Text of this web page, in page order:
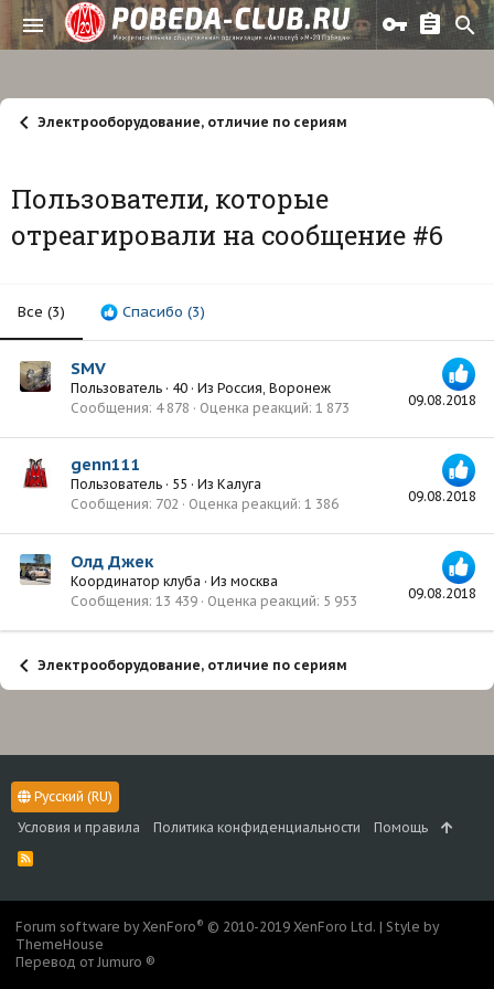
Электрооборудование, отличие по сериям
Пользователи, которые
отреагировали на сообщение #6
Все (3) Спасибо (3)
09.08.2018
SMV
Пользователь · 40 · Из Россия, Воронеж
Сообщения 4 878 Оценка реакций 1 873
09.08.2018
genn111
Пользователь · 55 · Из Калуга
Сообщения 702 Оценка реакций 1 386
09.08.2018
Олд Джек
Координатор клуба · Из москва
Сообщения 13 439 Оценка реакций 5 953
Электрооборудование, отличие по сериям
Русский (RU)
Условия и правила
Политика конфиденциальности Помощь
R
S
Forum software by XenForo® © 2010-2019 XenForo Ltd. | Style by
ThemeHouse
Перевод от Jumuro ®